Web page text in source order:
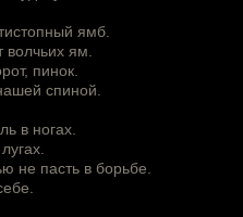
ямб.
волчьих ям.
пинок.
спиной.
в ногах.
не пасть в борьбе.